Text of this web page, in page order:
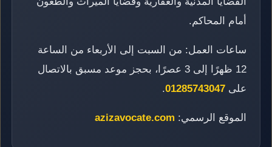
أمام المحاكم.
ساعات العمل: من السبت إلى الأربعاء من الساعة
12 ظهرًا إلى 3 عصرًا، بحجز موعد مسبق بالاتصال
على 01285743047
.
الموقع الرسمي: azizavocate.com